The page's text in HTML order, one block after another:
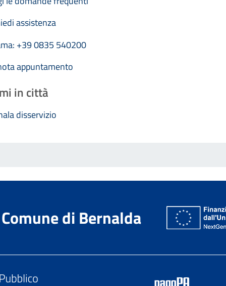
assistenza
+39 0835 540200
appuntamento
in città
disservizio
Comune di Bernalda